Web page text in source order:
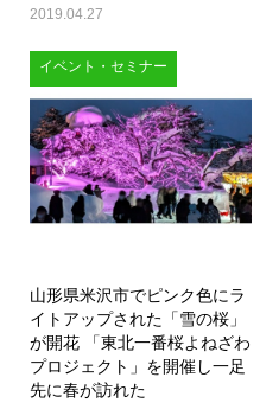
2019.04.27
イベント・セミナー
山形県米沢市でピンク色にラ
イトアップされた「雪の桜」
が開花 「東北一番桜よねざわ
プロジェクト」を開催し一足
先に春が訪れた